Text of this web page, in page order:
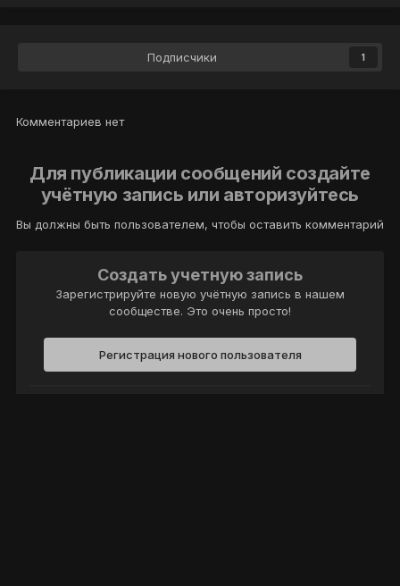
Подписчики 1
Комментариев нет
Для публикации сообщений создайте
учётную запись или авторизуйтесь
Вы должны быть пользователем, чтобы оставить комментарий
Создать учетную запись
Зарегистрируйте новую учётную запись в нашем
сообществе. Это очень просто!
Регистрация нового пользователя